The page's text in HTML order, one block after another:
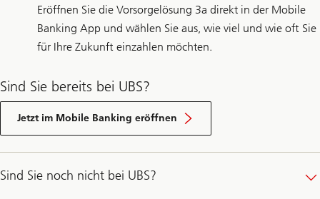
Eröffnen Sie die Vorsorgelösung 3a direkt in der Mobile
Banking App und wählen Sie aus, wie viel und wie oft Sie
für Ihre Zukunft einzahlen möchten.
Sind Sie bereits bei UBS?
Jetzt im Mobile Banking eröffnen
E-
Banking
Sind Sie noch nicht bei UBS?